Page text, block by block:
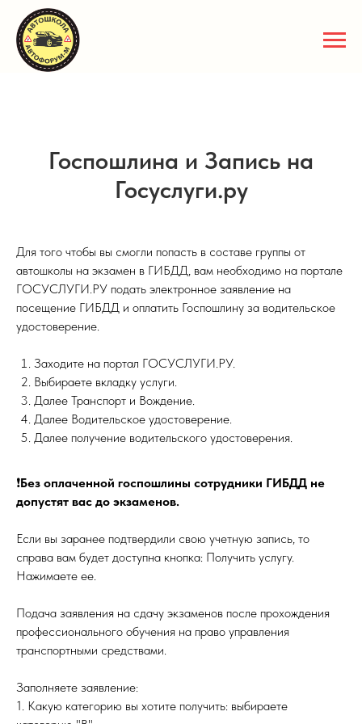
Госпошлина и Запись на
Госуслуги.ру
Для того чтобы вы смогли попасть в составе группы от
автошколы на экзамен в ГИБДД, вам необходимо на портале
ГОСУСЛУГИ.РУ подать электронное заявление на
посещение ГИБДД и оплатить Госпошлину за водительское
удостоверение.
Заходите на портал ГОСУСЛУГИ.РУ.
Выбираете вкладку услуги.
Далее Транспорт и Вождение.
Далее Водительское удостоверение.
Далее получение водительского удостоверения.
❗Без оплаченной госпошлины сотрудники ГИБДД не
допустят вас до экзаменов.
Если вы заранее подтвердили свою учетную запись, то
справа вам будет доступна кнопка: Получить услугу.
Нажимаете ее.
Подача заявления на сдачу экзаменов после прохождения
профессионального обучения на право управления
транспортными средствами.
Заполняете заявление:
1. Какую категорию вы хотите получить: выбираете